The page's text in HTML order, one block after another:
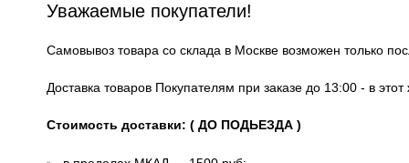
Уважаемые покупатели!
Самовывоз товара со склада в Москве возможен только
Доставка товаров Покупателям при заказе до 13:00 - в
Стоимость доставки: ( ДО ПОДЬЕЗДА )